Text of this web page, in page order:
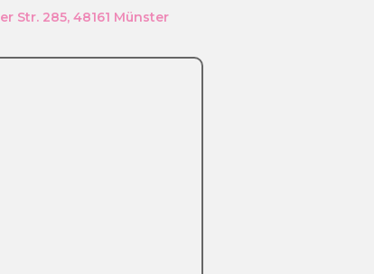
Str. 285, 48161 Münster